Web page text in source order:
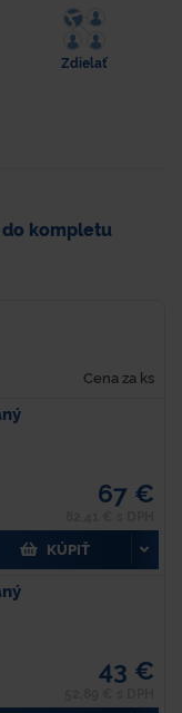
Zdielať
kompletu
Cena za ks
67 €
KÚPIŤ
43 €